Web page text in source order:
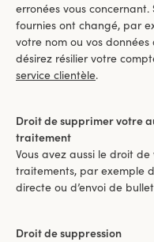
erronées vous
fournies ont changé, par
votre nom ou vos
désirez résilier votre
service clientèle.
Droit de supprimer votre
traitement
Vous avez aussi le droit
traitements, par exemple
directe ou d’envoi de
Droit de suppression